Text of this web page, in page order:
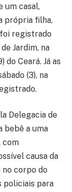
um casal,
própria filha,
foi registrado
Jardim, na
do Ceará. Já as
(3), na
Delegacia de
bebê a uma
com
causa da
no corpo do
policiais para